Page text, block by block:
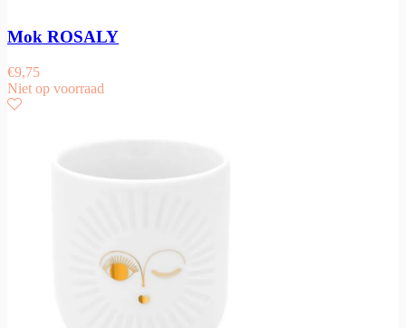
Mok ROSALY
€9,75
Niet op voorraad